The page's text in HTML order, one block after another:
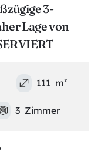
3-
Lage von
111 m²
3 Zimmer